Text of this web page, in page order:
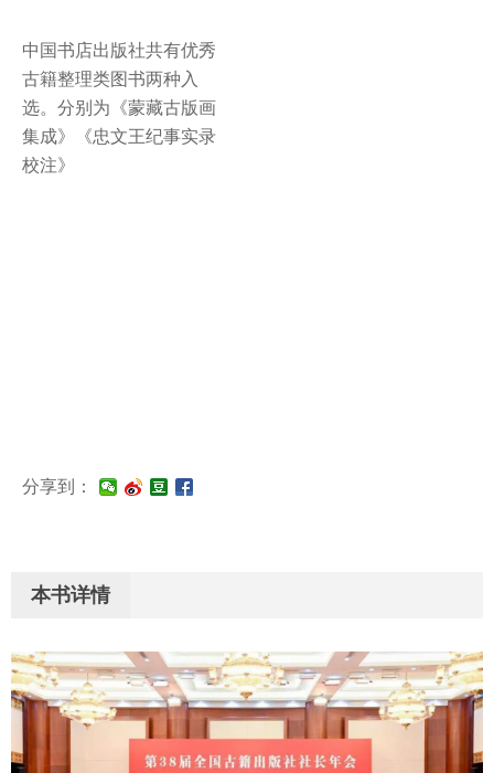
中国书店出版社共有优秀
古籍整理类图书两种入
选。分别为《蒙藏古版画
集成》《忠文王纪事实录
校注》
分享到：
本书详情